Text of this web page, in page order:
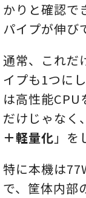
かりと確認で
パイプが伸び
通常、これだ
イプも1つに
は高性能CPU
だけじゃなく
＋軽量化 」を
特に本機は
で、筐体内部